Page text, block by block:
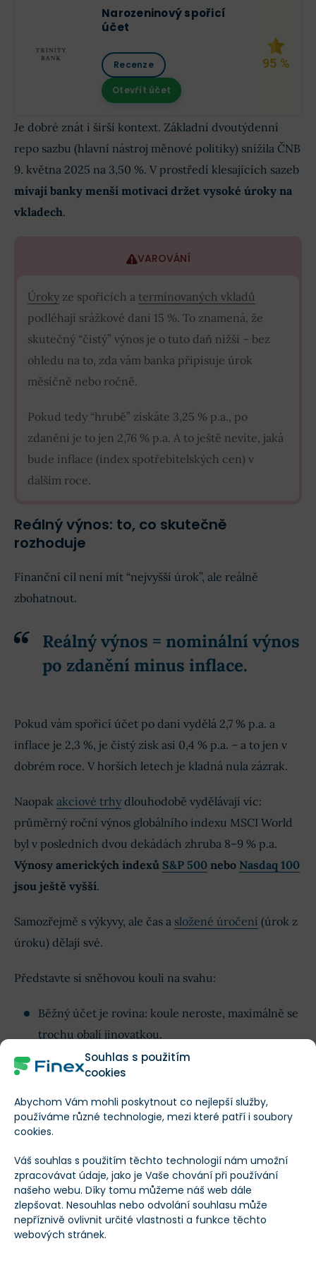
Souhlas s použitím
cookies
Abychom Vám mohli poskytnout co nejlepší služby,
používáme různé technologie, mezi které patří i soubory
cookies.
Váš souhlas s použitím těchto technologií nám umožní
zpracovávat údaje, jako je Vaše chování při používání
našeho webu. Díky tomu můžeme náš web dále
zlepšovat. Nesouhlas nebo odvolání souhlasu může
nepříznivě ovlivnit určité vlastnosti a funkce těchto
webových stránek.
Narozeninový spořicí
účet
Recenze
Otevřít účet
95 %
Je dobré znát i širší kontext. Základní dvoutýdenní
repo sazbu (hlavní nástroj měnové politiky) snížila ČNB
9. května 2025 na 3,50 %. V prostředí klesajících sazeb
mívají banky menší motivaci držet vysoké úroky na
vkladech.
VAROVÁNÍ
Úroky ze spořicích a termínovaných vkladů
podléhají srážkové dani 15 %. To znamená, že
skutečný “čistý” výnos je o tuto daň nižší – bez
ohledu na to, zda vám banka připisuje úrok
měsíčně nebo ročně.
Pokud tedy “hrubě” získáte 3,25 % p.a., po
zdanění je to jen 2,76 % p.a. A to ještě nevíte, jaká
bude inflace (index spotřebitelských cen) v
dalším roce.
Reálný výnos: to, co skutečně
rozhoduje
Finanční cíl není mít “nejvyšší úrok”, ale reálně
zbohatnout.
Reálný výnos = nominální výnos
po zdanění minus inflace.
Pokud vám spořicí účet po dani vydělá 2,7 % p.a. a
inflace je 2,3 %, je čistý zisk asi 0,4 % p.a. – a to jen v
dobrém roce. V horších letech je kladná nula zázrak.
Naopak akciové trhy dlouhodobě vydělávají víc:
průměrný roční výnos globálního indexu MSCI World
byl v posledních dvou dekádách zhruba 8–9 % p.a.
Výnosy amerických indexů S&P 500 nebo Nasdaq 100
jsou ještě vyšší.
Samozřejmě s výkyvy, ale čas a složené úročení (úrok z
úroku) dělají své.
Představte si sněhovou kouli na svahu:
Běžný účet je rovina: koule neroste, maximálně se
trochu obalí jinovatkou.
Investice s rozumnýmrizikem
nabaluje čím dál rychleji, protože každá přidaná
“vločka” (výnos) pomáhá nabalovat další.
a Nasdaq 100